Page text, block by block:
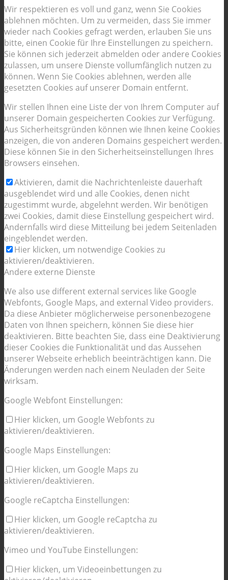
Wir respektieren es voll und ganz, wenn Sie Cookies
ablehnen möchten. Um zu vermeiden, dass Sie immer
wieder nach Cookies gefragt werden, erlauben Sie uns
bitte, einen Cookie für Ihre Einstellungen zu speichern.
Sie können sich jederzeit abmelden oder andere Cookies
zulassen, um unsere Dienste vollumfänglich nutzen zu
können. Wenn Sie Cookies ablehnen, werden alle
gesetzten Cookies auf unserer Domain entfernt.
Wir stellen Ihnen eine Liste der von Ihrem Computer auf
unserer Domain gespeicherten Cookies zur Verfügung.
Aus Sicherheitsgründen können wie Ihnen keine Cookies
anzeigen, die von anderen Domains gespeichert werden.
Diese können Sie in den Sicherheitseinstellungen Ihres
Browsers einsehen.
Aktivieren, damit die Nachrichtenleiste dauerhaft
ausgeblendet wird und alle Cookies, denen nicht
zugestimmt wurde, abgelehnt werden. Wir benötigen
zwei Cookies, damit diese Einstellung gespeichert wird.
Andernfalls wird diese Mitteilung bei jedem Seitenladen
eingeblendet werden.
Hier klicken, um notwendige Cookies zu
aktivieren/deaktivieren.
Andere externe Dienste
We also use different external services like Google
Webfonts, Google Maps, and external Video providers.
Da diese Anbieter möglicherweise personenbezogene
Daten von Ihnen speichern, können Sie diese hier
deaktivieren. Bitte beachten Sie, dass eine Deaktivierung
dieser Cookies die Funktionalität und das Aussehen
unserer Webseite erheblich beeinträchtigen kann. Die
Änderungen werden nach einem Neuladen der Seite
wirksam.
Google Webfont Einstellungen:
Hier klicken, um Google Webfonts zu
aktivieren/deaktivieren.
Google Maps Einstellungen:
Hier klicken, um Google Maps zu
aktivieren/deaktivieren.
Google reCaptcha Einstellungen:
Hier klicken, um Google reCaptcha zu
aktivieren/deaktivieren.
Vimeo und YouTube Einstellungen:
Hier klicken, um Videoeinbettungen zu